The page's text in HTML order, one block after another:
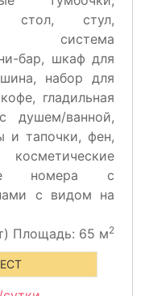
стол, стул,
система
бар, шкаф для
набор для
гладильная
душем/ванной,
и тапочки, фен,
номера с
с видом на
Площадь: 65 м2